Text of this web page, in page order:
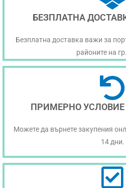
БЕЗПЛАТНА
Безплатна доставка важи за
районите на
ПРИМЕРНО УСЛОВИЕ
Можете да върнете закупения
14 дни.